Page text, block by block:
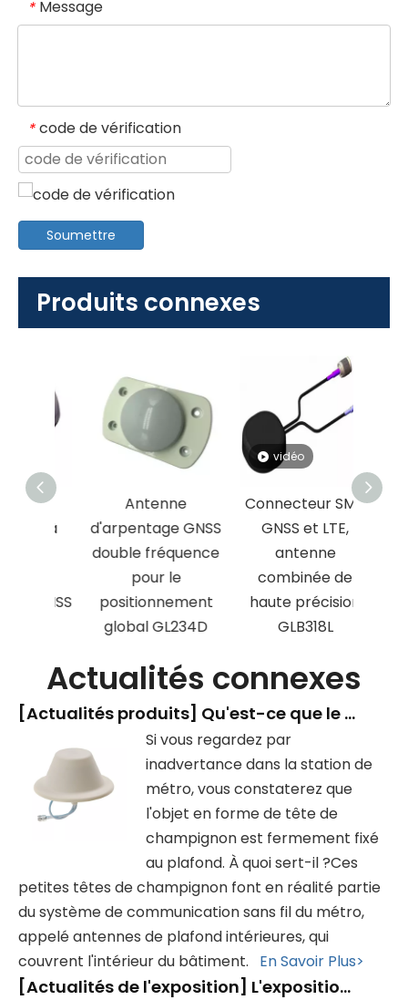
* Message
* code de vérification
Soumettre
Produits connexes
Antenne
d'arpentage GNSS
double fréquence
pour le
positionnement
global GL234D
vidéo
Connecteur SMA
GNSS et LTE,
antenne
combinée de
haute précision
GLB318L
Actualités connexes
[Actualités produits] Qu'est-ce que le dispositif en forme de « tête de champignon » dans la station de métro ?
Si vous regardez par
inadvertance dans la station de
métro, vous constaterez que
l'objet en forme de tête de
champignon est fermement fixé
au plafond. À quoi sert-il ?Ces
petites têtes de champignon font en réalité partie
du système de communication sans fil du métro,
appelé antennes de plafond intérieures, qui
couvrent l'intérieur du bâtiment. En Savoir Plus>
[Actualités de l'exposition] L'exposition s'est terminée avec succès, merci de votre visite !